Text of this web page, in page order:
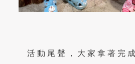
活動尾聲，大家拿著完